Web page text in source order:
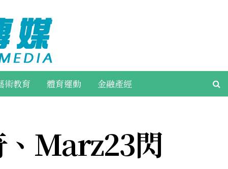
術教育 體育運動 金融產經
、Marz23閃